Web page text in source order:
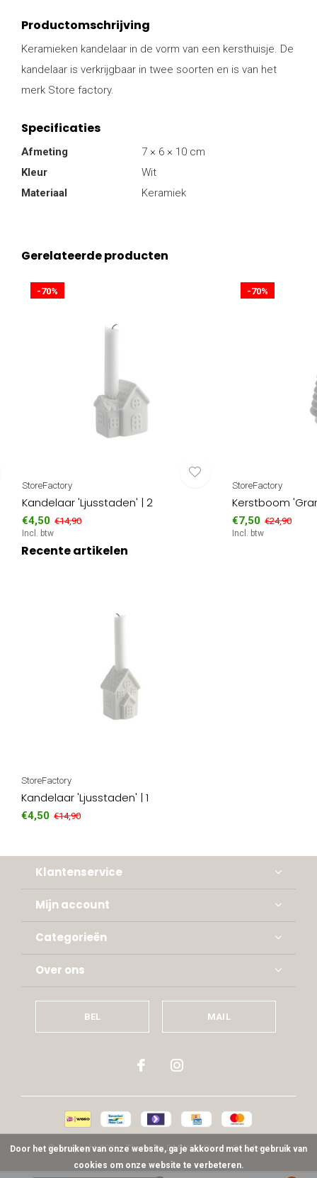
Productomschrijving
Keramieken kandelaar in de vorm van een kersthuisje. De
kandelaar is verkrijgbaar in twee soorten en is van het
merk Store factory.
Specificaties
Afmeting
7 × 6 × 10 cm
Kleur
Wit
Materiaal
Keramiek
Gerelateerde producten
-70%
StoreFactory
Kandelaar 'Ljusstaden' | 2
€4,50 €14,90
Incl. btw
-70%
StoreFactory
Kerstboom
€7,50 €24,90
Incl. btw
Recente artikelen
StoreFactory
Kandelaar 'Ljusstaden' | 1
€4,50 €14,90
Klantenservice
Mijn account
Categorieën
Over ons
BEL MAIL
© Copyright2026- Theme ByDMWSxPlus+ -RSS-feed
Door het gebruiken van onze website, ga je akkoord met het gebruik van
cookies om onze website te verbeteren.